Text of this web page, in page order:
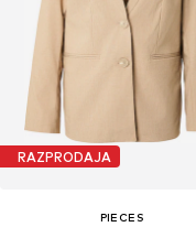
RAZPRODAJA
PIECES